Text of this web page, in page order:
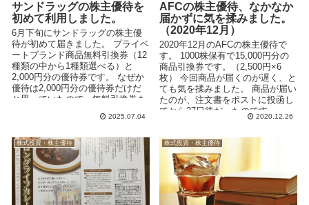
サンドラッグの株主優待を
初めて利用しました。
6月下旬にサンドラッグの株主優
待が初めて届きました。 プライベ
ートブランド商品無料引換券（12
種類の中から1種類選べる）と
2,000円分の優待券です。 なぜか
優待は2,000円分の優待券だけだ
と思っていたので、無料引換券も
2025.07.04
AFCの株主優待、なかなか
届かずに気を揉みました。
（2020年12月）
2020年12月のAFCの株主優待で
す。 1000株保有で15,000円分の
商品引換券です。（2,500円×6
枚） 今回商品が届くのが遅く、と
ても気を揉みました。 商品が届い
たのが、注文書をポストに投函し
てから27日後だったのです...
2020.12.26
株式投資・株主優待 株式投資・株主優待